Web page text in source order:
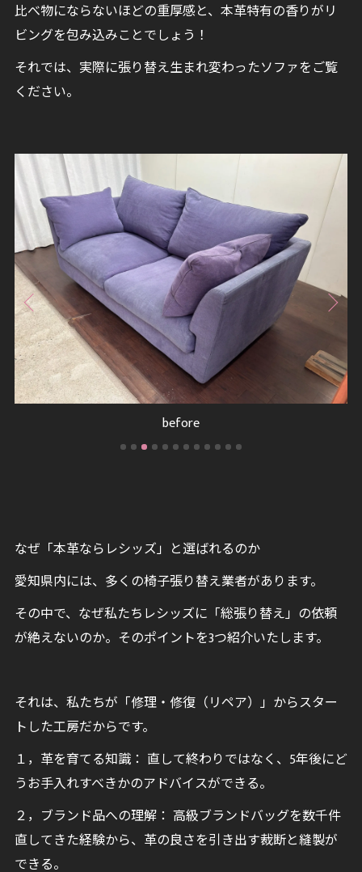
比べ物にならないほどの重厚感と、本革特有の香りがリ
ビングを包み込みことでしょう！
それでは、実際に張り替え生まれ変わったソファをご覧
ください。
before
なぜ「本革ならレシッズ」と選ばれるのか
愛知県内には、多くの椅子張り替え業者があります。
その中で、なぜ私たちレシッズに「総張り替え」の依頼
が絶えないのか。そのポイントを3つ紹介いたします。
それは、私たちが「修理・修復（リペア）」からスター
トした工房だからです。
１，革を育てる知識： 直して終わりではなく、5年後にど
うお手入れすべきかのアドバイスができる。
２，ブランド品への理解： 高級ブランドバッグを数千件
直してきた経験から、革の良さを引き出す裁断と縫製が
できる。